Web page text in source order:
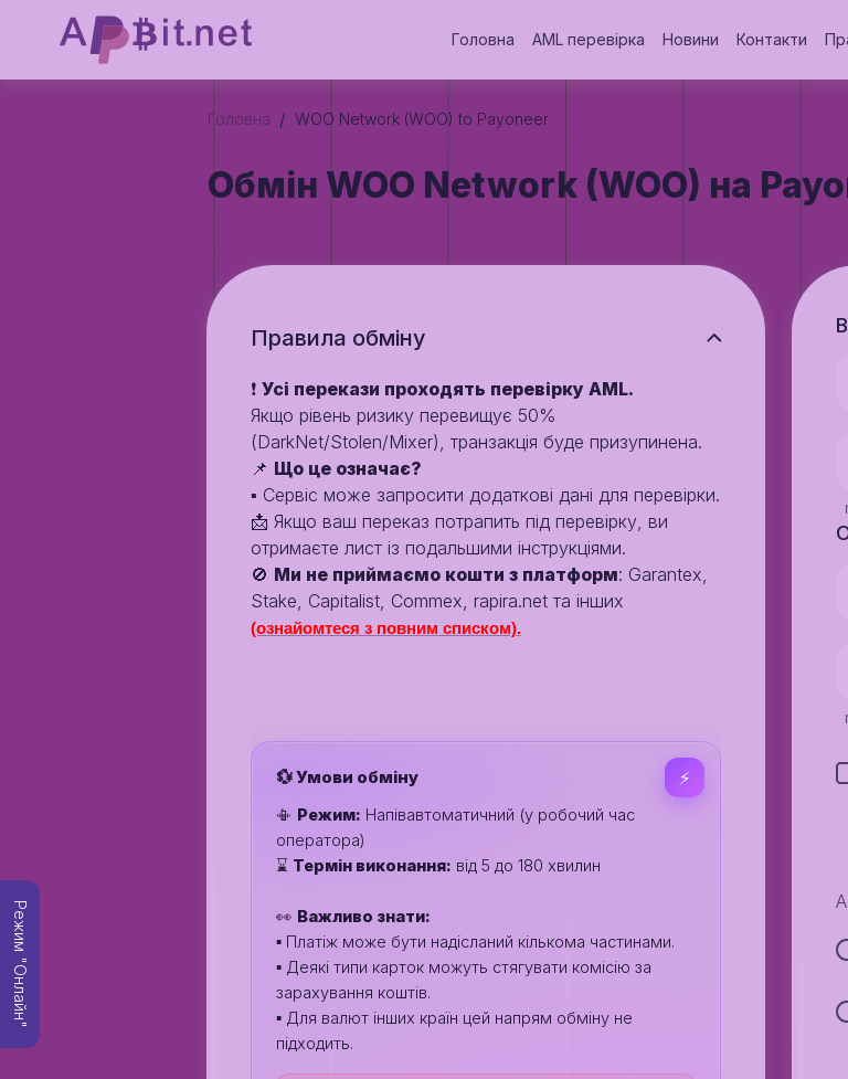
Головна AML перевірка Новини Контакти
Головна / WOO Network (WOO) to Payoneer
Обмін WOO Network (WOO) на
Правила обмiну
❗️ Усі перекази проходять перевірку AML.
Якщо рівень ризику перевищує 50%
(DarkNet/Stolen/Mixer), транзакція буде призупинена.
📌 Що це означає?
▪️ Сервіс може запросити додаткові дані для перевірки.
📩 Якщо ваш переказ потрапить під перевірку, ви
отримаєте лист із подальшими інструкціями.
🚫 Ми не приймаємо кошти з платформ: Garantex,
Stake, Capitalist, Commex, rapira.net та інших
(ознайомтеся з повним списком).
⚡️
💱 Умови обміну
📳 Режим: Напівавтоматичний (у робочий час
оператора)
⌛️ Термін виконання: від 5 до 180 хвилин
👀 Важливо знати:
▪️ Платіж може бути надісланий кількома частинами.
▪️ Деякі типи карток можуть стягувати комісію за
зарахування коштів.
▪️ Для валют інших країн цей напрям обміну не
підходить.
Режим "Онлайн"